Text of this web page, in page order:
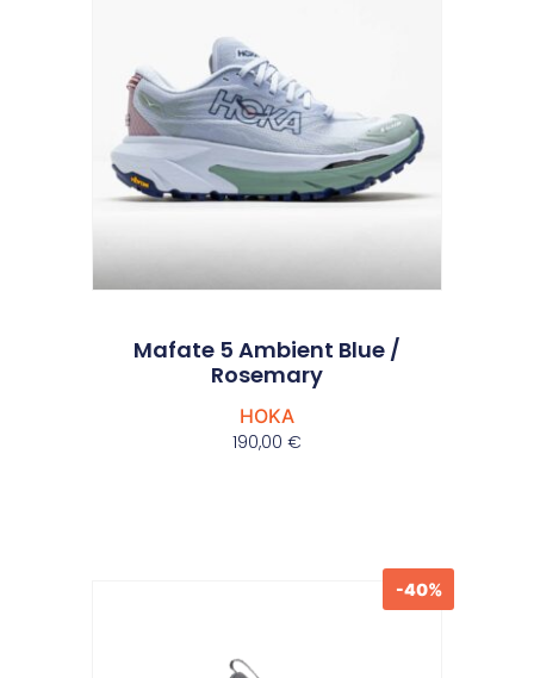
Mafate 5 Ambient Blue /
Rosemary
HOKA
190,00 €
-40%